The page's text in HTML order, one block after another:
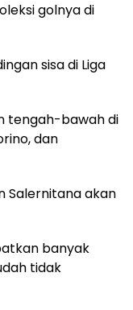
golnya di
sisa di Liga
tengah-bawah di
dan
Salernitana akan
banyak
tidak